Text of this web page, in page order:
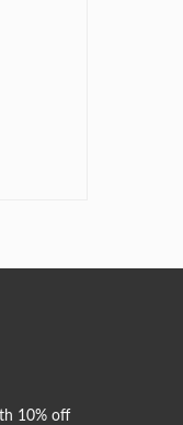
10% off